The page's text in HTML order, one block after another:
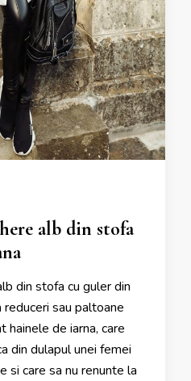
alb din stofa
din stofa cu guler din
sau paltoane
hainele de iarna, care
din dulapul unei femei
si care sa nu renunte la